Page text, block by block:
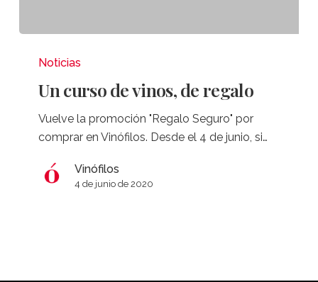
curso
vinos,
regalo
Noticias
Un curso de vinos, de regalo
Vuelve la promoción "Regalo Seguro" por
comprar en Vinófilos. Desde el 4 de junio, si…
Vinófilos
4 de junio de 2020